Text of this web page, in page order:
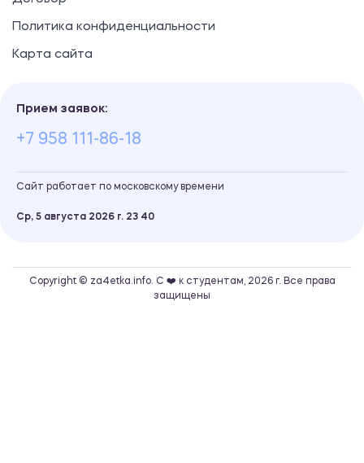
Политика конфиденциальности
Карта сайта
Прием заявок:
+7 958 111-86-18
Сайт работает по московскому времени
Ср, 5 августа 2026 г. 23 40
Copyright © za4etka.info. С ❤️ к студентам, 2026 г. Все права
защищены